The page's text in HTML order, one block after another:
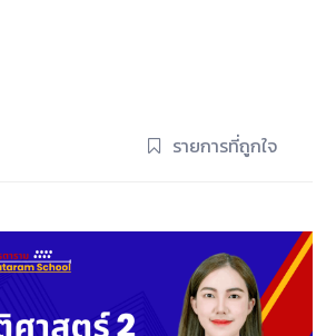
รายการที่ถูกใจ